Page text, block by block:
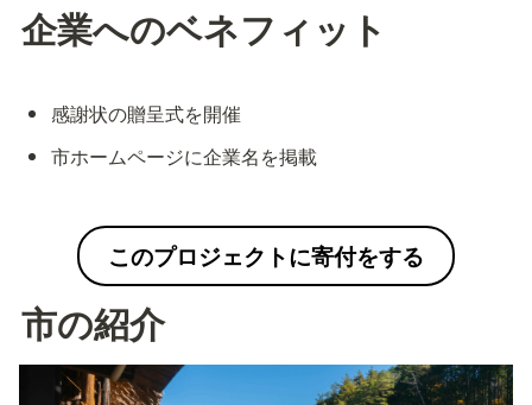
企業へのベネフィット
感謝状の贈呈式を開催
市ホームページに企業名を掲載
このプロジェクトに寄付をする
市の紹介